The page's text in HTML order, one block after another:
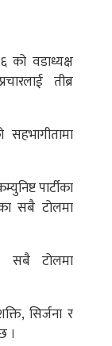
को वडाध्यक्ष
तीब्र
सहभागीतामा
पार्टीका
सबै टोलमा
सबै टोलमा
सिर्जना र
।